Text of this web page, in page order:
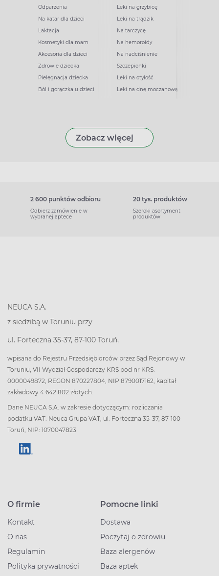
Odparzenia
Na katar dla dzieci
Laktacja
Kosmetyki dla mam
Akcesoria dla dzieci
Zdrowie dziecka
Pielęgnacja dziecka
Ból i gorączka u dzieci
Leki na grzybicę
Leki na trądzik
Na tarczycę
Na hemoroidy
Na nadciśnienie
Szczepionki
Leki na otyłość
Leki na dnę moczanową
Zobacz więcej
2 600 punktów odbioru
Odbierz zamówienie w
wybranej aptece
20 tys. produktów
Szeroki asortyment
produktów
NEUCA S.A.
z siedzibą w Toruniu przy
ul. Forteczna 35-37, 87-100 Toruń,
wpisana do Rejestru Przedsiębiorców przez Sąd Rejonowy w
Toruniu, VII Wydział Gospodarczy KRS pod nr KRS:
0000049872, REGON 870227804, NIP 8790017162, kapitał
zakładowy 4 642 802 złotych.
Dane NEUCA S.A. w zakresie dotyczącym: rozliczania
podatku VAT: Neuca Grupa VAT, ul. Forteczna 35-37, 87-100
Toruń, NIP: 1070047823
O firmie
Kontakt
O nas
Regulamin
Polityka prywatności
Pomocne linki
Dostawa
Poczytaj o zdrowiu
Baza alergenów
Baza aptek